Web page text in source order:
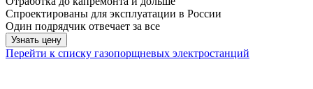
Спроектированы для эксплуатации в России
Один подрядчик отвечает за все
Узнать цену
Перейти к списку газопорщневых электростанций